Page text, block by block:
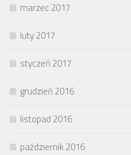
marzec 2017
luty 2017
styczeń 2017
grudzień 2016
listopad 2016
październik 2016